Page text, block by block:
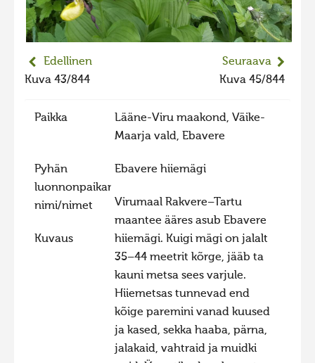
2023 kuvakilpailu lisä
Liikkuvat kuvat 2023
Hiite kuvavõistlus 2022
Liikkuvat kuvat 2022
Hiite kuvavõistlus 2021
Liikkuvat kuvat 2021
Hiite kuvavõistlus 2020
Liikkuvat kuvat 2020
Hiite kuvavõistlus 2019
Hiite kuvavõistlus 2018
Hiite kuvavõistlus 2016
Hiite kuvavõistlus 2015
Hiite kuvavõistlus 2014
Edellinen
Kuva 43/844
Seuraava
Kuva 45/844
Paikka
Lääne-Viru maakond, Väike-
Maarja vald, Ebavere
Pyhän
luonnonpaikan
nimi/nimet
Ebavere hiiemägi
Kuvaus
Virumaal Rakvere–Tartu
maantee ääres asub Ebavere
hiiemägi. Kuigi mägi on jalalt
35–44 meetrit kõrge, jääb ta
kauni metsa sees varjule.
Hiiemetsas tunnevad end
kõige paremini vanad kuused
ja kased, sekka haaba, pärna,
jalakaid, vahtraid ja muidki